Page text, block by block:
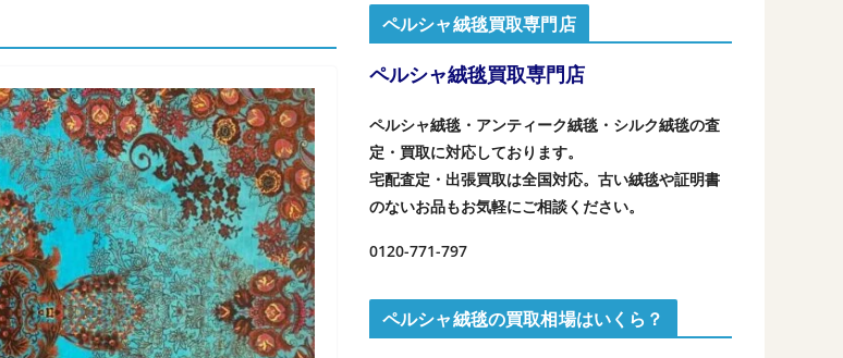
ペルシャ絨毯買取専門店
ペルシャ絨毯買取専門店
ペルシャ絨毯・アンティーク絨毯・シルク絨毯の査
定・買取に対応しております。
宅配査定・出張買取は全国対応。古い絨毯や証明書
のないお品もお気軽にご相談ください。
0120-771-797
ペルシャ絨毯の買取相場はいくら？